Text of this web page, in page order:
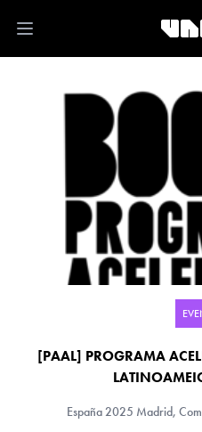
Open main menu
[PAAL] PROGRAMA
España2025 Madrid,